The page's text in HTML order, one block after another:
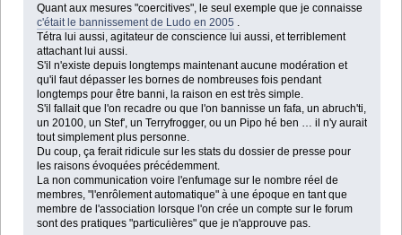
Quant aux mesures "coercitives", le seul exemple que je connaisse
c'était le bannissement de Ludo en 2005 .
Tétra lui aussi, agitateur de conscience lui aussi, et terriblement
attachant lui aussi.
S'il n'existe depuis longtemps maintenant aucune modération et
qu'il faut dépasser les bornes de nombreuses fois pendant
longtemps pour être banni, la raison en est très simple.
S'il fallait que l'on recadre ou que l'on bannisse un fafa, un abruch'ti,
un 20100, un Stef', un Terryfrogger, ou un Pipo hé ben … il n'y aurait
tout simplement plus personne.
Du coup, ça ferait ridicule sur les stats du dossier de presse pour
les raisons évoquées précédemment.
La non communication voire l'enfumage sur le nombre réel de
membres, "l'enrôlement automatique" à une époque en tant que
membre de l'association lorsque l'on crée un compte sur le forum
sont des pratiques "particulières" que je n'approuve pas.